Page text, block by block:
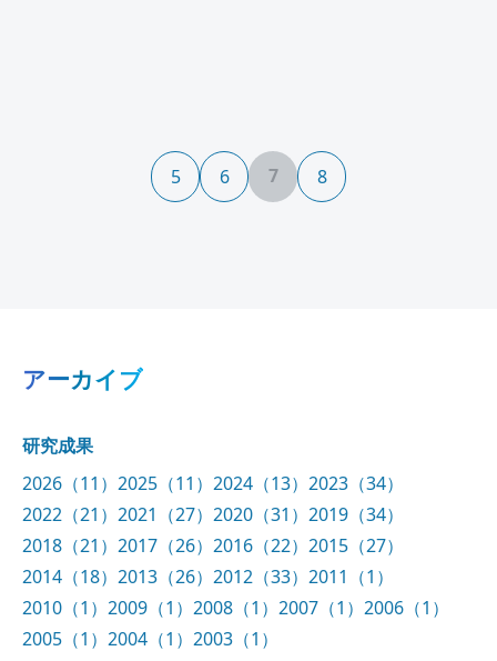
5 6 7 8
アーカイブ
研究成果
2026（11） 2025（11） 2024（13） 2023（34）
2022（21） 2021（27） 2020（31） 2019（34）
2018（21） 2017（26） 2016（22） 2015（27）
2014（18） 2013（26） 2012（33） 2011（1）
2010（1） 2009（1） 2008（1） 2007（1） 2006（1）
2005（1） 2004（1） 2003（1）